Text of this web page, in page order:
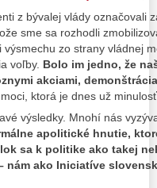
z bývalej vlády označovali
sme sa rozhodli
zo strany vládnej
voľby. Bolo im jedno, že
akciami,
ktorá je dnes už
výsledky. Mnohí nás
apolitické hnutie,
sa k politike ako takej
nám ako Iniciatíve